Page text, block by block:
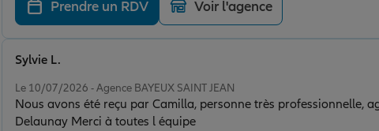
Prendre un RDV Voir l'agence
Le 10/07/2026 - Agence BAYEUX SAINT JEAN
Nous avons été reçu par Camilla, personne très professionnelle,
Delaunay Merci à toutes l équipe
Sylvie L.